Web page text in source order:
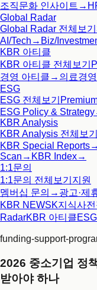
조직문화 인사이트 →
Global Radar
Global Radar 전체보기
AI/Tech → Biz/
KBR 아티클
KBR 아티클 전체보기
경영 아티클 → 의료경
ESG
ESG 전체보기
ESG Policy & Strategy
KBR Analysis
KBR Analysis 전체보기
KBR Special Reports→
Scan → KBR Index→
1:1문의
1:1문의 전체보기 지원
멤버십 문의 → 광고·제
KBR NEWSK지식사전
RadarKBR 아티클ESG
funding-support-
2026 중소기업 정
받아야 하나